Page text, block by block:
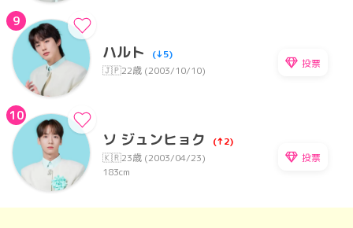
9
ハルト
(↓5)
🇯🇵22歳 (2003/10/10)
投票
10
ソ ジュンヒョク
(↑2)
🇰🇷23歳 (2003/04/23)
183cm
投票